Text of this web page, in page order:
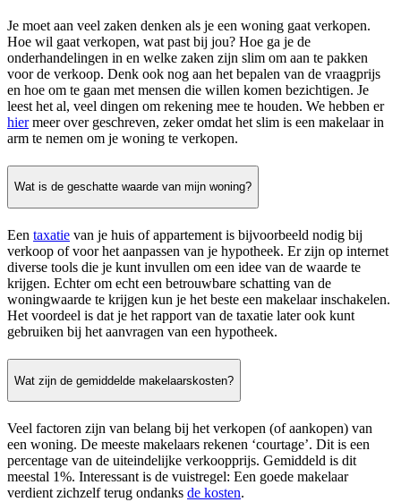
Je moet aan veel zaken denken als je een woning gaat verkopen.
Hoe wil gaat verkopen, wat past bij jou? Hoe ga je de
onderhandelingen in en welke zaken zijn slim om aan te pakken
voor de verkoop. Denk ook nog aan het bepalen van de vraagprijs
en hoe om te gaan met mensen die willen komen bezichtigen. Je
leest het al, veel dingen om rekening mee te houden. We hebben er
hiermeer over geschreven, zeker omdat het slim is een makelaar in
arm te nemen om je woning te verkopen.
Wat is de geschatte waarde van mijn woning?
Een taxatie van je huis of appartement is bijvoorbeeld nodig bij
verkoop of voor het aanpassen van je hypotheek. Er zijn op internet
diverse tools die je kunt invullen om een idee van de waarde te
krijgen. Echter om echt een betrouwbare schatting van de
woningwaarde te krijgen kun je het beste een makelaar inschakelen.
Het voordeel is dat je het rapport van de taxatie later ook kunt
gebruiken bij het aanvragen van een hypotheek.
Wat zijn de gemiddelde makelaarskosten?
Veel factoren zijn van belang bij het verkopen (of aankopen) van
een woning. De meeste makelaars rekenen ‘courtage’. Dit is een
percentage van de uiteindelijke verkoopprijs. Gemiddeld is dit
meestal 1%. Interessant is de vuistregel: Een goede makelaar
verdient zichzelf terug ondanks de kosten.